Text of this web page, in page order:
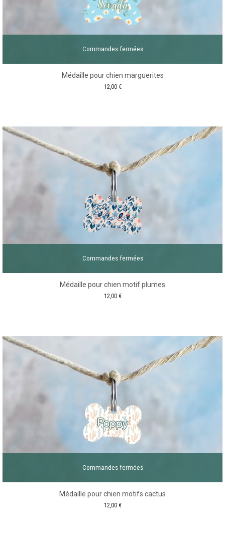
Commandes fermées
Médaille pour chien marguerites
12,00 €
Commandes fermées
Médaille pour chien motif plumes
12,00 €
Commandes fermées
Médaille pour chien motifs cactus
12,00 €